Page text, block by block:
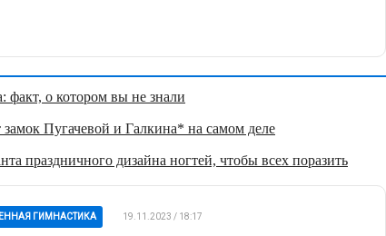
факт, о котором вы не знали
Пугачевой и Галкина* на самом деле
праздничного дизайна ногтей, чтобы всех поразить
ГИМНАСТИКА 19.11.2023 / 18:17